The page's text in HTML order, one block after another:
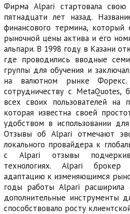
Фирма Alpari стартовала свою
пятнадцати лет назад.
финансового термина, который
рыночной цены актива и его
альпари. В 1998 году в Казани
где проводились вводные
группы для обучения и
на валютном рынке Форекс.
сотрудничеству с MetaQuotes,
всех своих пользователей на
которая известна своей
удобством в использовании
Отзывы об Alpari отмечают
локального провайдера к
с Alpari отзывы
технологиях. Alpari
адаптацию к изменяющимся
годы работы Alpari расширила
дополнительные инструменты
способствовало росту